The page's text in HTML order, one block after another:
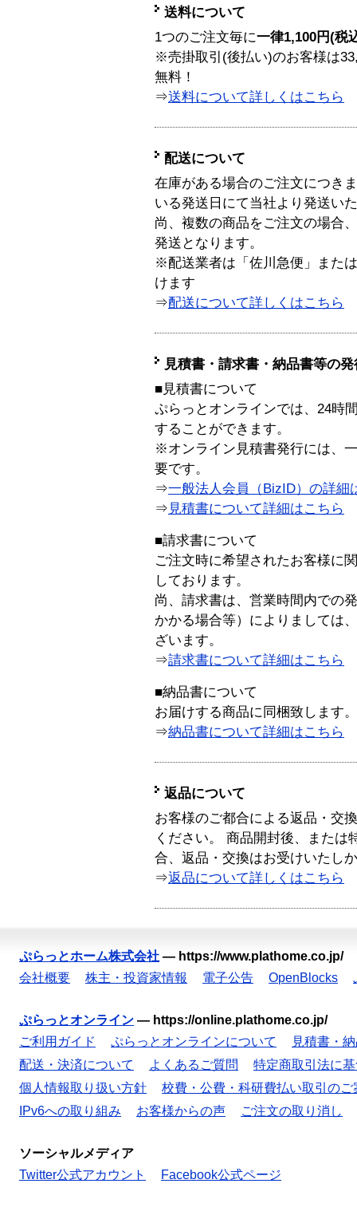
送料について
1つのご注文毎に一律1,100円(税
※売掛取引(後払い)のお客様は
無料！
⇒送料について詳しくはこちら
配送について
在庫がある場合のご注文につき
いる発送日にて当社より発送い
尚、複数の商品をご注文の場合
発送となります。
※配送業者は「佐川急便」また
けます
⇒配送について詳しくはこちら
見積書・請求書・納品書等の
■見積書について
ぷらっとオンラインでは、24時
することができます。
※オンライン見積書発行には、
要です。
⇒一般法人会員（BizID）の詳細
⇒ 見積書について詳細はこちら
■請求書について
ご注文時に希望されたお客様に
しております。
尚、請求書は、営業時間内での
かかる場合等）によりましては
ざいます。
⇒請求書について詳細はこちら
■納品書について
お届けする商品に同梱致します。
⇒納品書について詳細はこちら
返品について
お客様のご都合による返品・交
ください。 商品開封後、または
合、返品・交換はお受けいたし
⇒返品について詳しくはこちら
ぷらっとホーム株式会社 — https://www.plathome.co.jp/
会社概要
株主・投資家情報 電子公告 OpenBlocks
ぷらっとオンライン — https://online.plathome.co.jp/
ご利用ガイド
ぷらっとオンラインについて
見積書・
配送・決済について
よくあるご質問
特定商取引法に
個人情報取り扱い方針
校費・公費・科研費払い取引のご
IPv6への取り組み
お客様からの声 ご注文の取り消し
ソーシャルメディア
Twitter公式アカウント
Facebook公式ページ